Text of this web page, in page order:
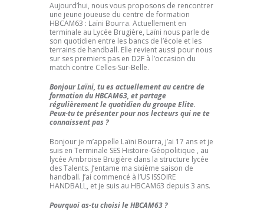
Aujourd’hui, nous vous proposons de rencontrer
une jeune joueuse du centre de formation
HBCAM63 : Laïni Bourra. Actuellement en
terminale au Lycée Brugière, Laïni nous parle de
son quotidien entre les bancs de l’école et les
terrains de handball. Elle revient aussi pour nous
sur ses premiers pas en D2F à l’occasion du
match contre Celles-Sur-Belle.
Bonjour Laïni, tu es actuellement au centre de
formation du HBCAM63, et partage
régulièrement le quotidien du groupe Elite.
Peux-tu te présenter pour nos lecteurs qui ne te
connaissent pas ?
Bonjour je m’appelle Laïni Bourra, j’ai 17 ans et je
suis en Terminale SES Histoire-Géopolitique , au
lycée Ambroise Brugière dans la structure lycée
des Talents. J’entame ma sixième saison de
handball. J’ai commencé à l’US ISSOIRE
HANDBALL, et je suis au HBCAM63 depuis 3 ans.
Pourquoi as-tu choisi le HBCAM63 ?